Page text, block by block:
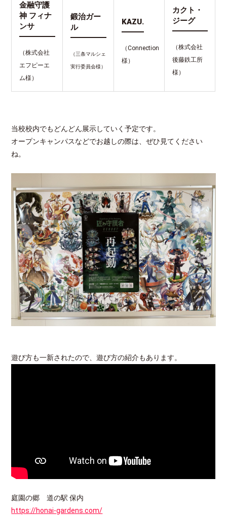
金融守護
神 フィナ
ンサ
（株式会社
エフピーエ
ム様）
鍛治ガー
ル
（三条マルシェ
実行委員会様）
KAZU.
（Connection
様）
カクト・
ジーグ
（株式会社
後藤鉄工所
様）
当校校内でもどんどん展示していく予定です。
オープンキャンパスなどでお越しの際は、ぜひ見てください
ね。
遊び方も一新されたので、遊び方の紹介もあります。
庭園の郷 道の駅 保内
https://honai-gardens.com/